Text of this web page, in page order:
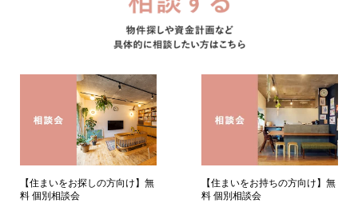
【住まいをお探しの方向け】無
料 個別相談会
【住まいをお持ちの方向け】無
料 個別相談会